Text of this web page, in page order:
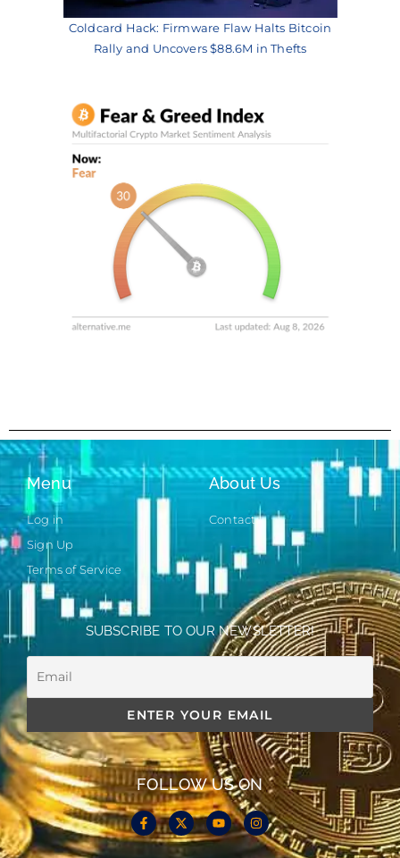
Coldcard Hack: Firmware Flaw Halts Bitcoin
Rally and Uncovers $88.6M in Thefts
Menu
Log in
Sign Up
Terms of Service
About Us
Contact
SUBSCRIBE TO OUR NEWSLETTER!
FOLLOW US ON